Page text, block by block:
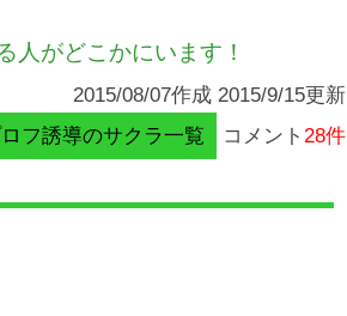
人がどこかにいます！
2015/08/07作成 2015/9/15更新
フ誘導のサクラ一覧
コメント 28件